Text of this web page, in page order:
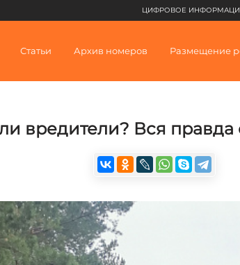
ЦИФРОВОЕ
Статьи Архив номеров Размещение
вредители? Вся